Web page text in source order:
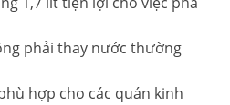
phải thay nước thường
hợp cho các quán kinh